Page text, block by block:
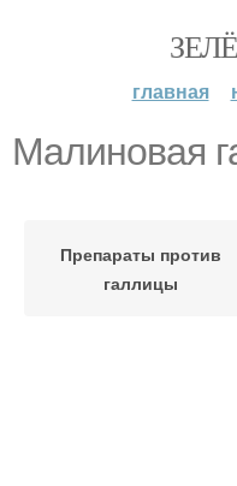
главная
Малиновая
Препараты против
галлицы